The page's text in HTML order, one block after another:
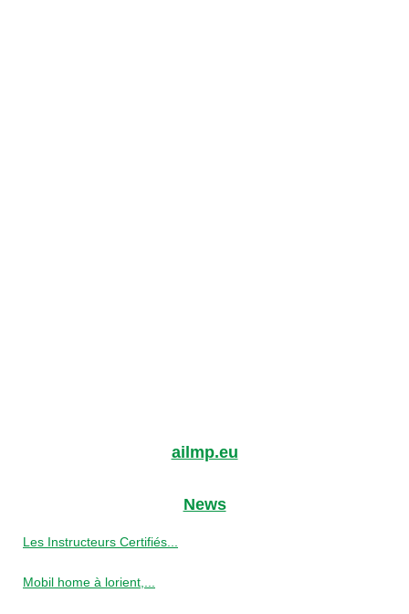
ailmp.eu
News
Les Instructeurs Certifiés...
Mobil home à lorient,...